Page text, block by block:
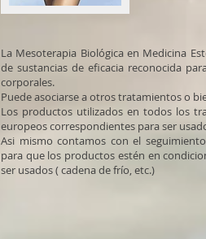
La Mesoterapia Biológica en Medicina
de sustancias de eficacia reconocida
corporales.
Puede asociarse a otros tratamientos o
Los productos utilizados en todos los
europeos correspondientes para ser
Asi mismo contamos con el
para que los productos estén en
ser usados ( cadena de frío, etc.)